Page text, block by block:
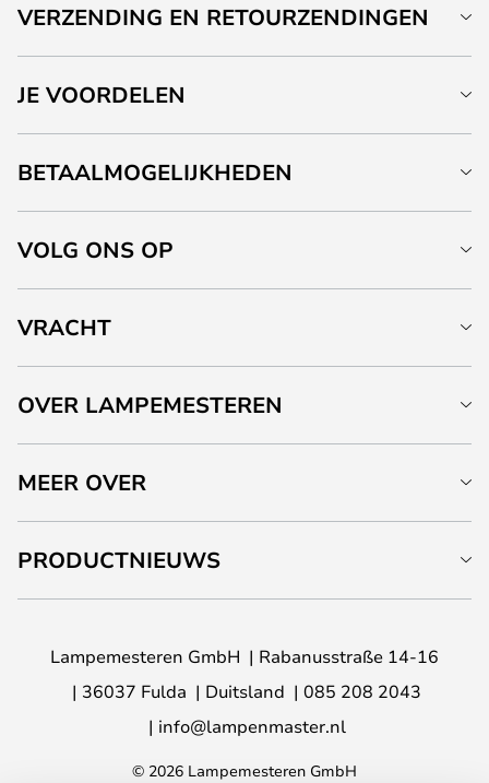
VERZENDING EN RETOURZENDINGEN
JE VOORDELEN
BETAALMOGELIJKHEDEN
VOLG ONS OP
VRACHT
OVER LAMPEMESTEREN
MEER OVER
PRODUCTNIEUWS
Lampemesteren GmbH
Rabanusstraße 14-16
36037 Fulda
Duitsland
085 208 2043
info@lampenmaster.nl
© 2026 Lampemesteren GmbH